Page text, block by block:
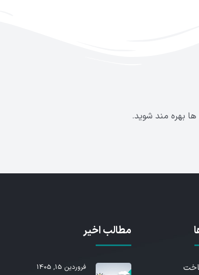
بهره مند شوید.
مطالب اخیر
فروردین 15, 1405